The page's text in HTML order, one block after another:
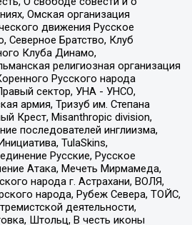
Омская организация
движения Русское
Северное Братство, Клуб
Клуба Динамо,
религиозная организация
Русского народа
сектор, УНА - УНСО,
армия, Тризуб им. Степана
Крест, Misanthropic division,
последователей инглиизма,
TulaSkins,
Русские, Русское
Атака, Мечеть Мирмамеда,
народа г. Астрахани, ВОЛЯ,
народа, Рубеж Севера, ТОЙС,
деятельности,
Штольц, В честь иконы